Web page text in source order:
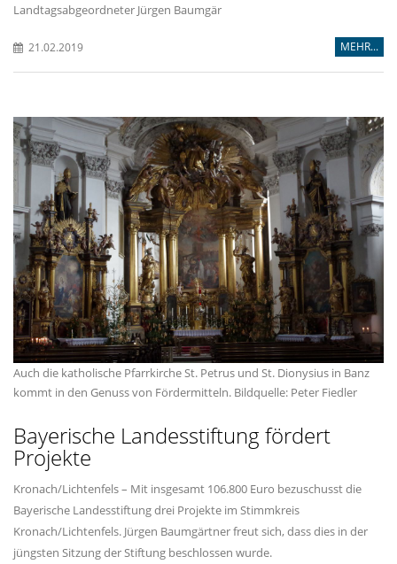
Landtagsabgeordneter Jürgen Baumgär
21.02.2019 MEHR...
Auch die katholische Pfarrkirche St. Petrus und St. Dionysius in Banz
kommt in den Genuss von Fördermitteln. Bildquelle: Peter Fiedler
Bayerische Landesstiftung fördert
Projekte
Kronach/Lichtenfels – Mit insgesamt 106.800 Euro bezuschusst die
Bayerische Landesstiftung drei Projekte im Stimmkreis
Kronach/Lichtenfels. Jürgen Baumgärtner freut sich, dass dies in der
jüngsten Sitzung der Stiftung beschlossen wurde.